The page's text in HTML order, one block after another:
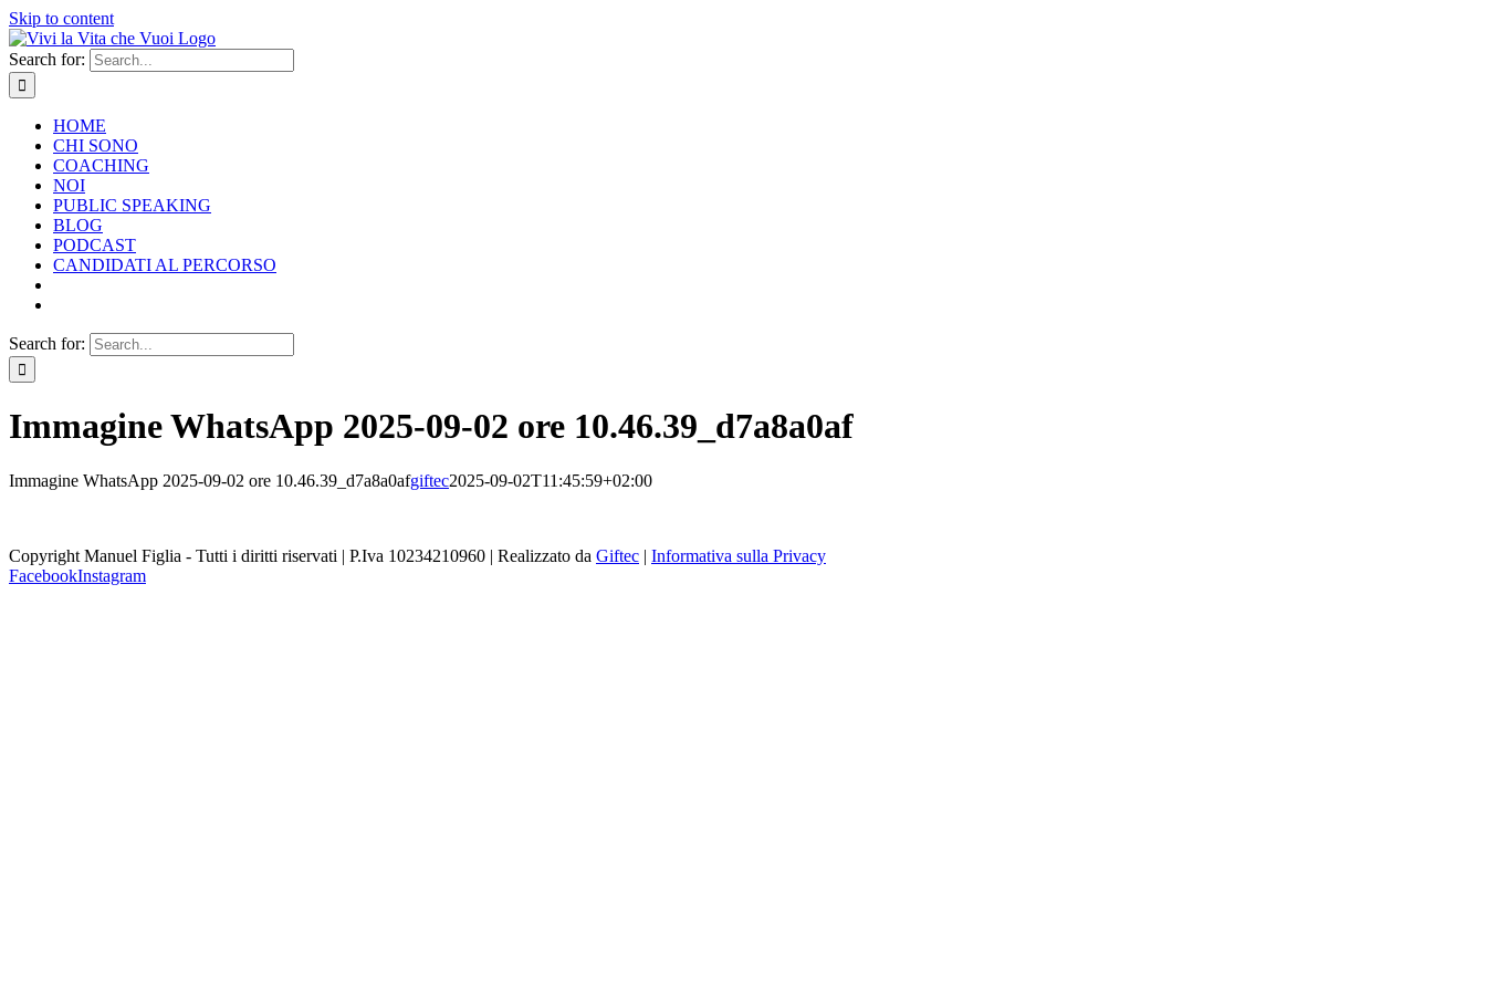
Skip to content
Search for:
HOME
CHI SONO
COACHING
NOI
PUBLIC SPEAKING
BLOG
PODCAST
CANDIDATI AL PERCORSO
Search for:
Immagine WhatsApp 2025-09-02 ore 10.46.39_d7a8a0af
Immagine WhatsApp 2025-09-02 ore 10.46.39_d7a8a0afgiftec2025-09-02T11:45:59+02:00
Copyright Manuel Figlia - Tutti i diritti riservati | P.Iva 10234210960 | Realizzato da Giftec | Informativa sulla Privacy
FacebookInstagram